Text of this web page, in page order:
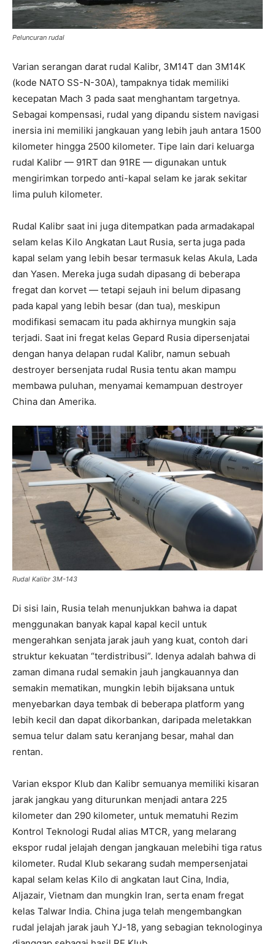
Peluncuran rudal
Varian serangan darat rudal Kalibr, 3M14T dan 3M14K
(kode NATO SS-N-30A), tampaknya tidak memiliki
kecepatan Mach 3 pada saat menghantam targetnya.
Sebagai kompensasi, rudal yang dipandu sistem navigasi
inersia ini memiliki jangkauan yang lebih jauh antara 1500
kilometer hingga 2500 kilometer. Tipe lain dari keluarga
rudal Kalibr — 91RT dan 91RE — digunakan untuk
mengirimkan torpedo anti-kapal selam ke jarak sekitar
lima puluh kilometer.
Rudal Kalibr saat ini juga ditempatkan pada armadakapal
selam kelas Kilo Angkatan Laut Rusia, serta juga pada
kapal selam yang lebih besar termasuk kelas Akula, Lada
dan Yasen. Mereka juga sudah dipasang di beberapa
fregat dan korvet — tetapi sejauh ini belum dipasang
pada kapal yang lebih besar (dan tua), meskipun
modifikasi semacam itu pada akhirnya mungkin saja
terjadi. Saat ini fregat kelas Gepard Rusia dipersenjatai
dengan hanya delapan rudal Kalibr, namun sebuah
destroyer bersenjata rudal Rusia tentu akan mampu
membawa puluhan, menyamai kemampuan destroyer
China dan Amerika.
Rudal Kalibr 3M-143
Di sisi lain, Rusia telah menunjukkan bahwa ia dapat
menggunakan banyak kapal kapal kecil untuk
mengerahkan senjata jarak jauh yang kuat, contoh dari
struktur kekuatan “terdistribusi”. Idenya adalah bahwa di
zaman dimana rudal semakin jauh jangkauannya dan
semakin mematikan, mungkin lebih bijaksana untuk
menyebarkan daya tembak di beberapa platform yang
lebih kecil dan dapat dikorbankan, daripada meletakkan
semua telur dalam satu keranjang besar, mahal dan
rentan.
Varian ekspor Klub dan Kalibr semuanya memiliki kisaran
jarak jangkau yang diturunkan menjadi antara 225
kilometer dan 290 kilometer, untuk mematuhi Rezim
Kontrol Teknologi Rudal alias MTCR, yang melarang
ekspor rudal jelajah dengan jangkauan melebihi tiga ratus
kilometer. Rudal Klub sekarang sudah mempersenjatai
kapal selam kelas Kilo di angkatan laut Cina, India,
Aljazair, Vietnam dan mungkin Iran, serta enam fregat
kelas Talwar India. China juga telah mengembangkan
rudal jelajah jarak jauh YJ-18, yang sebagian teknologinya